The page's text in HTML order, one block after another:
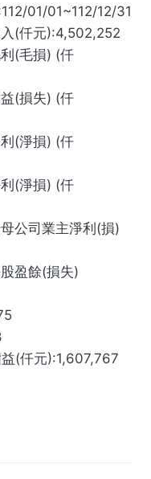
01/01~112/12/31
(仟元):4,502,252
(毛損) (仟
(損失) (仟
(淨損) (仟
(淨損) (仟
公司業主淨利(損)
盈餘(損失)
(仟元):1,607,767